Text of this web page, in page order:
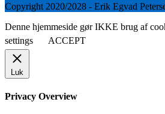
Copyright 2020/2028 - Erik Egvad
Denne hjemmeside gør IKKE brug af
settings
ACCEPT
Luk
Privacy Overview